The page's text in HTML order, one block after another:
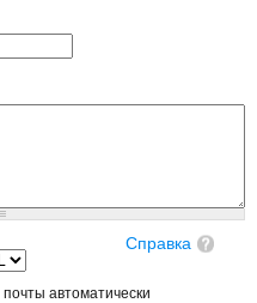
Справка
автоматически